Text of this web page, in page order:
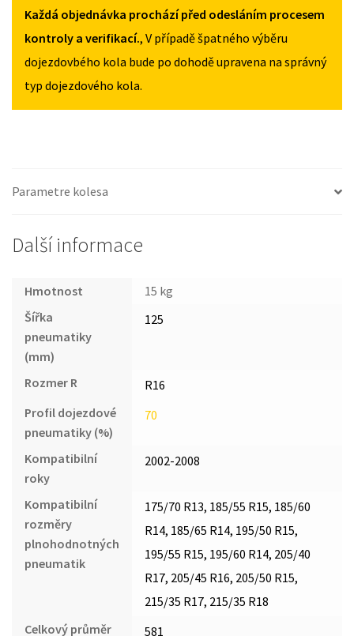
2002-
125/70R16
MNOŽSTVÍ
Každá objednávka prochází před odesláním procesem
kontroly a verifikací., V případě špatného výběru
dojezdovbého kola bude po dohodě upravena na správný
typ dojezdového kola.
Parametre kolesa
Další informace
Hmotnost
15 kg
Šířka
pneumatiky
(mm)
125
Rozmer R
R16
Profil dojezdové
pneumatiky (%)
70
Kompatibilní
roky
2002-2008
Kompatibilní
rozměry
plnohodnotných
pneumatik
175/70 R13, 185/55 R15, 185/60
R14, 185/65 R14, 195/50 R15,
195/55 R15, 195/60 R14, 205/40
R17, 205/45 R16, 205/50 R15,
215/35 R17, 215/35 R18
Celkový průměr
581